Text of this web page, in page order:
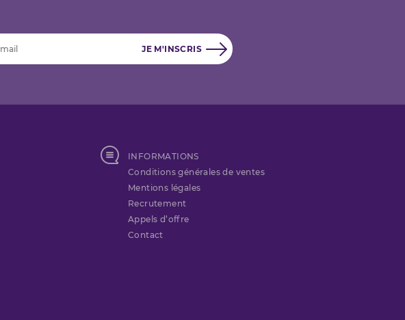
INFORMATIONS
Conditions générales de ventes
Mentions légales
Recrutement
Appels d’offre
Contact